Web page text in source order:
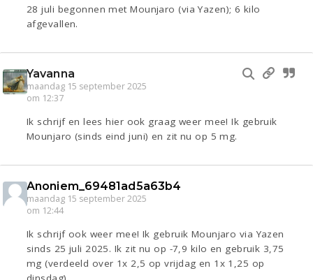
28 juli begonnen met Mounjaro (via Yazen); 6 kilo
afgevallen.
Yavanna
maandag 15 september 2025
om 12:37
Ik schrijf en lees hier ook graag weer mee! Ik gebruik
Mounjaro (sinds eind juni) en zit nu op 5 mg.
Anoniem_69481ad5a63b4
maandag 15 september 2025
om 12:44
Ik schrijf ook weer mee! Ik gebruik Mounjaro via Yazen
sinds 25 juli 2025. Ik zit nu op -7,9 kilo en gebruik 3,75
mg (verdeeld over 1x 2,5 op vrijdag en 1x 1,25 op